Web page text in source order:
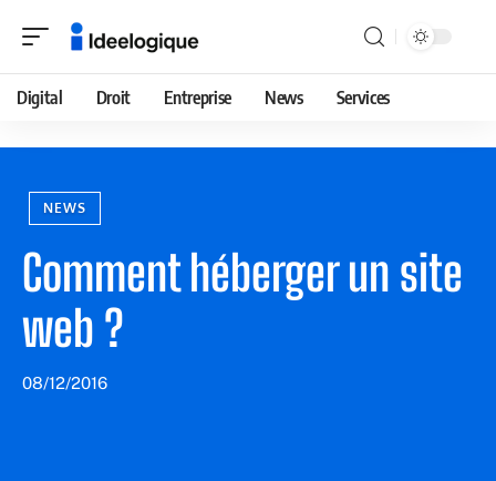
Digital Droit Entreprise News Services
NEWS
Comment héberger un site
web ?
08/12/2016